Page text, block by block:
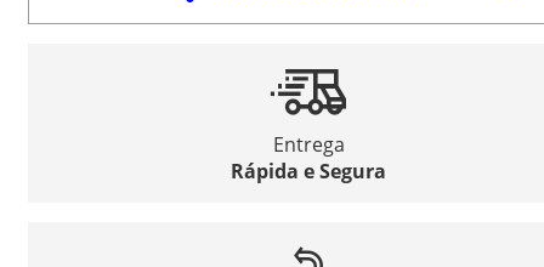
Entrega
Rápida e Segura